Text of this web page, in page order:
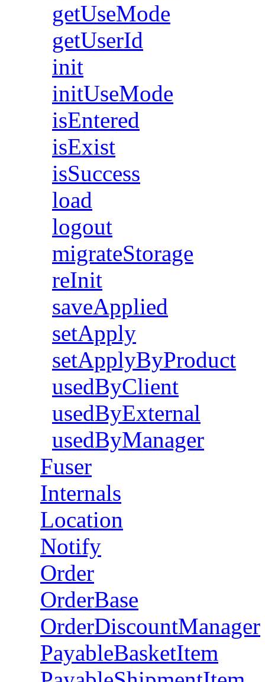
getUseMode
getUserId
init
initUseMode
isEntered
isExist
isSuccess
load
logout
migrateStorage
reInit
saveApplied
setApply
setApplyByProduct
usedByClient
usedByExternal
usedByManager
Fuser
Internals
Location
Notify
Order
OrderBase
OrderDiscountManager
PayableBasketItem